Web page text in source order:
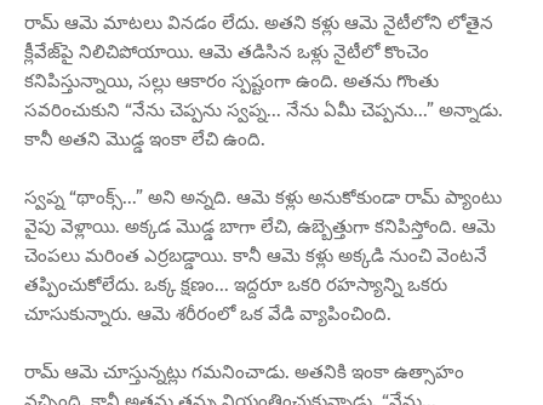
రామ్ ఆమె మాటలు వినడం లేదు. అతని కళ్లు ఆమె నైటీలోని లోతైన
క్లీవేజ్‌పై నిలిచిపోయాయి. ఆమె తడిసిన ఒళ్లు నైటీలో కొంచెం
కనిపిస్తున్నాయి, సల్లు ఆకారం స్పష్టంగా ఉంది. అతను గొంతు
సవరించుకుని “నేను చెప్పను స్వప్న... నేను ఏమీ చెప్పను...” అన్నాడు.
కానీ అతని మొడ్డ ఇంకా లేచి ఉంది.
స్వప్న “థాంక్స్...” అని అన్నది. ఆమె కళ్లు అనుకోకుండా రామ్ ప్యాంటు
వైపు వెళ్లాయి. అక్కడ మొడ్డ బాగా లేచి, ఉబ్బెత్తుగా కనిపిస్తోంది. ఆమె
చెంపలు మరింత ఎర్రబడ్డాయి. కానీ ఆమె కళ్లు అక్కడి నుంచి వెంటనే
తప్పించుకోలేదు. ఒక్క క్షణం... ఇద్దరూ ఒకరి రహస్యాన్ని ఒకరు
చూసుకున్నారు. ఆమె శరీరంలో ఒక వేడి వ్యాపించింది.
రామ్ ఆమె చూస్తున్నట్లు గమనించాడు. అతనికి ఇంకా ఉత్సాహం